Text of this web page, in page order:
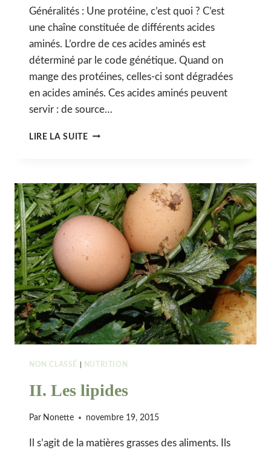
Généralités : Une protéine, c’est quoi ? C’est
une chaîne constituée de différents acides
aminés. L’ordre de ces acides aminés est
déterminé par le code génétique. Quand on
mange des protéines, celles-ci sont dégradées
en acides aminés. Ces acides aminés peuvent
servir : de source…
LIRE LA SUITEIII.
NON CLASSÉ NUTRITION
II. Les lipides
Par Nonette novembre 19, 2015
Il s’agit de la matières grasses des aliments. Ils